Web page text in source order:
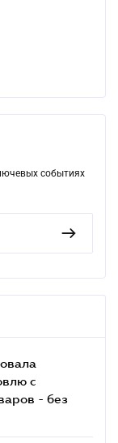
событиях
с
- без